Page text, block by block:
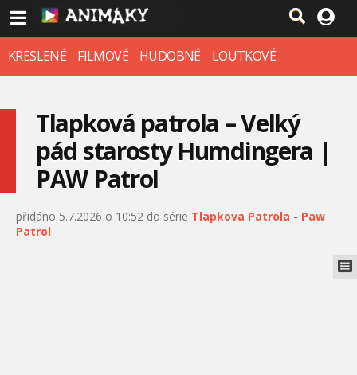
KRESLENÉ FILMOVÉ HUDOBNÉ LOUTKOVÉ
Tlapková patrola – Velký
pád starosty Humdingera |
PAW Patrol
přidáno 5.7.2026 o 10:52 do série Tlapkova Patrola - Paw
Patrol